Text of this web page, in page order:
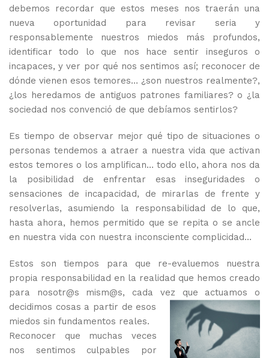
debemos recordar que estos meses nos traerán una
nueva oportunidad para revisar seria y
responsablemente nuestros miedos más profundos,
identificar todo lo que nos hace sentir inseguros o
incapaces, y ver por qué nos sentimos así; reconocer de
dónde vienen esos temores… ¿son nuestros realmente?,
¿los heredamos de antiguos patrones familiares? o ¿la
sociedad nos convenció de que debíamos sentirlos?
Es tiempo de observar mejor qué tipo de situaciones o
personas tendemos a atraer a nuestra vida que activan
estos temores o los amplifican… todo ello, ahora nos da
la posibilidad de enfrentar esas inseguridades o
sensaciones de incapacidad, de mirarlas de frente y
resolverlas, asumiendo la responsabilidad de lo que,
hasta ahora, hemos permitido que se repita o se ancle
en nuestra vida con nuestra inconsciente complicidad…
Estos son tiempos para que re-evaluemos nuestra
propia responsabilidad en la realidad que hemos creado
para nosotr@s mism@s, cada vez que actuamos o
decidimos cosas a partir de esos
miedos sin fundamentos reales.
Reconocer que muchas veces
nos sentimos culpables por